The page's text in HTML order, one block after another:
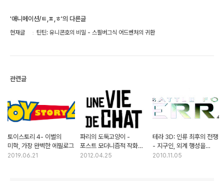
'애니메이션/ㅌ,ㅍ,ㅎ'의 다른글
현재글 틴틴: 유니콘호의 비밀 - 스필버그식 어드벤처의 귀환
관련글
토이스토리 4- 이별의
미학, 가장 완벽한 에필로그
2019.06.21
파리의 도둑고양이 -
포스트 모더니즘적 작화가
압권인 프랑스 애니메이션
2012.04.25
테라 3D: 인류 최후의 전쟁
- 지구인, 외계 행성을
침략하다
2010.11.05